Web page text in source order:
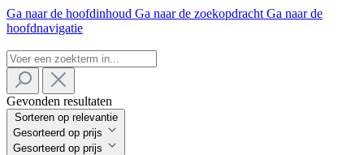
Ga naar de hoofdinhoud Ga naar de zoekopdracht Ga naar de
hoofdnavigatie
Gevonden resultaten
Sorteren op relevantie
Gesorteerd op prijs
Gesorteerd op prijs